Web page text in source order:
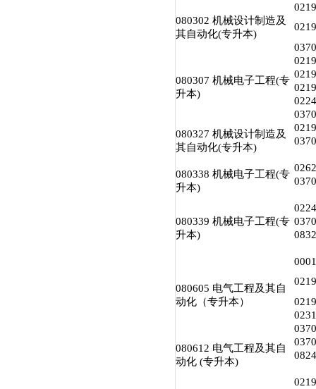
080302 机械设计制造及
其自动化(专升本)
080307 机械电子工程(专
升本)
080327 机械设计制造及
其自动化(专升本)
080338 机械电子工程(专
升本)
080339 机械电子工程(专
升本)
080605 电气工程及其自
动化（专升本）
080612 电气工程及其自
动化 (专升本)